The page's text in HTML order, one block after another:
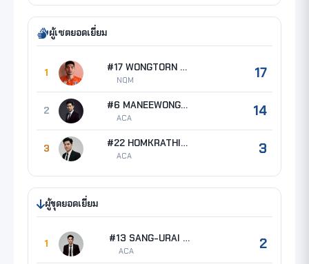
ผู้เซตยอดเยี่ยม
1 #17 WONGTORN Boonyarid
NQM 17
2 #6 MANEEWONG Mawin
ACA 14
3 #22 HOMKRATHIN Thanawat
ACA 3
ผู้ขุดยอดเยี่ยม
1 #13 SANG-URAI Phongpat
ACA 2